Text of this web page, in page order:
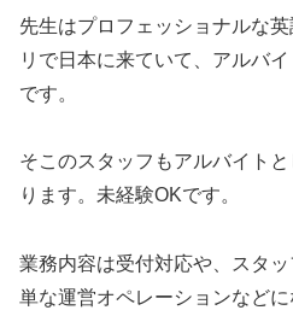
先生はプロフェッショナルな
リで日本に来ていて、アルバ
です。
そこのスタッフもアルバイト
ります。未経験OKです。
業務内容は受付対応や、スタ
単な運営オペレーションなどに